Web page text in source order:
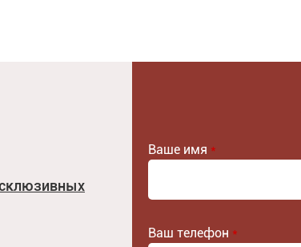
Ваше имя *
Ваш телефон *